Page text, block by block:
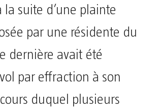
la suite d’une plainte
par une résidente du
dernière avait été
par effraction à son
duquel plusieurs